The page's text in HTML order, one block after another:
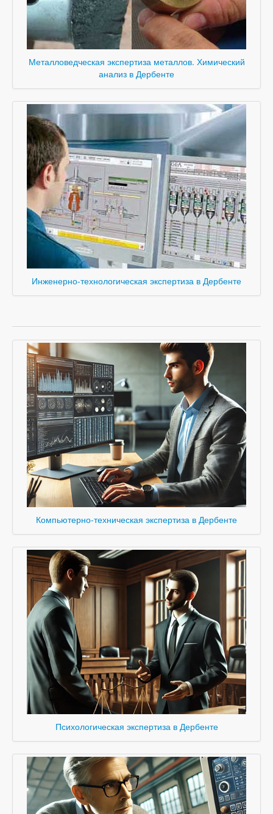
Металловедческая экспертиза металлов. Химический
анализ в Дербенте
Инженерно-технологическая экспертиза в Дербенте
Компьютерно-техническая экспертиза в Дербенте
Психологическая экспертиза в Дербенте